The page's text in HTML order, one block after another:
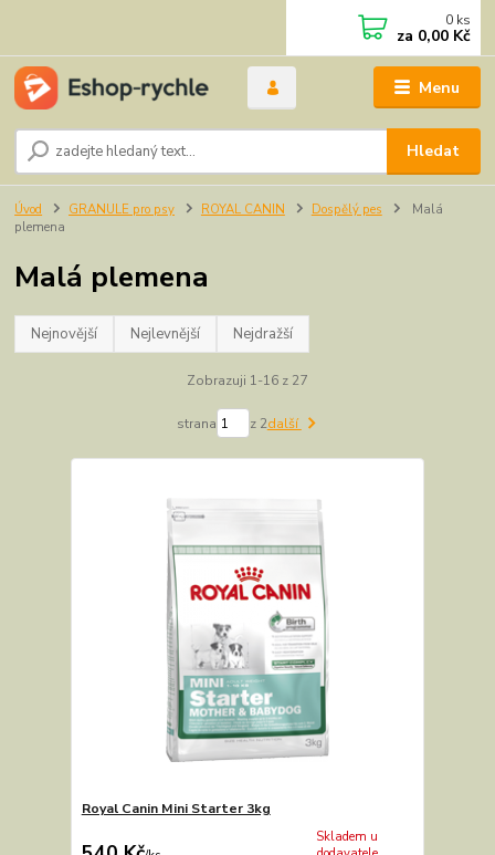
Menu
Hledat
0 ks
za 0,00 Kč
Úvod GRANULE pro psy ROYAL CANIN Dospělý pes
Malá
plemena
Malá plemena
Nejnovější Nejlevnější Nejdražší
Zobrazuji 1-16 z 27
strana z 2další
Royal Canin Mini Starter 3kg
Skladem u